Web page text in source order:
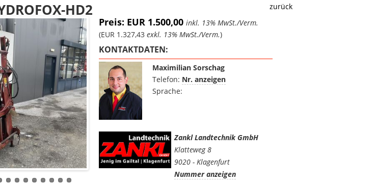
HD2 zurück
Preis: EUR 1.500,00 inkl. 13% MwSt./Verm.
(EUR 1.327,43 exkl. 13% MwSt./Verm.)
KONTAKTDATEN:
Maximilian Sorschag
Telefon: Nr. anzeigen
Sprache:
Zankl Landtechnik GmbH
Klatteweg 8
9020 - Klagenfurt
Nummer anzeigen